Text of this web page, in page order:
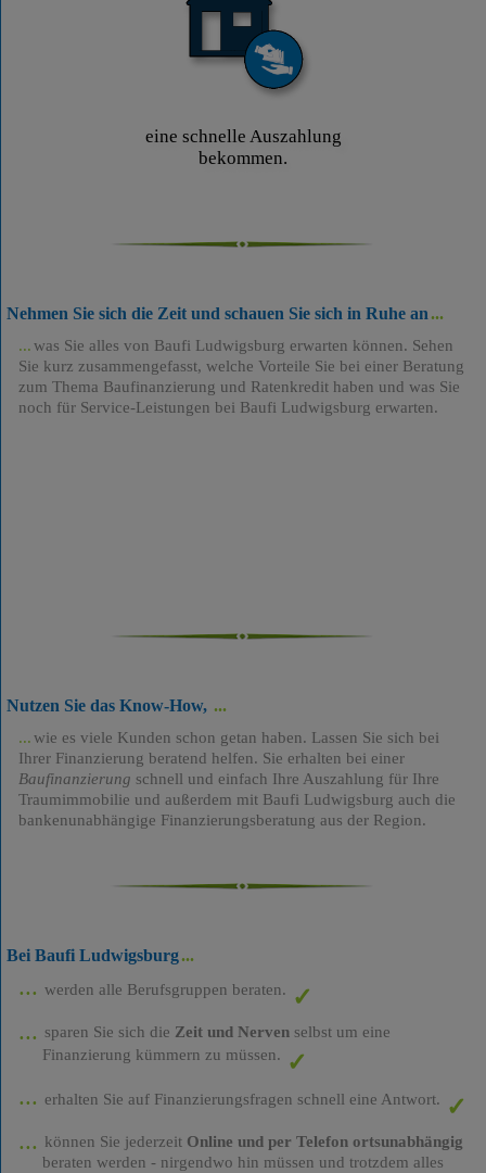
eine schnelle Auszahlung
bekommen.
Nehmen Sie sich die Zeit und schauen Sie sich in Ruhe an
was Sie alles von Baufi Ludwigsburg erwarten können. Sehen
Sie kurz zusammengefasst, welche Vorteile Sie bei einer Beratung
zum Thema Baufinanzierung und Ratenkredit haben und was Sie
noch für Service-Leistungen bei Baufi Ludwigsburg erwarten.
Nutzen Sie das Know-How,
wie es viele Kunden schon getan haben. Lassen Sie sich bei
Ihrer Finanzierung beratend helfen. Sie erhalten bei einer
Baufinanzierung schnell und einfach Ihre Auszahlung für Ihre
Traumimmobilie und außerdem mit Baufi Ludwigsburg auch die
bankenunabhängige Finanzierungsberatung aus der Region.
Bei Baufi Ludwigsburg
werden alle Berufsgruppen beraten.
sparen Sie sich die Zeit und Nervenselbst um eine
Finanzierung kümmern zu müssen.
erhalten Sie auf Finanzierungsfragen schnell eine Antwort.
können Sie jederzeit Online und per Telefon ortsunabhängig
beraten werden - nirgendwo hin müssen und trotzdem alles